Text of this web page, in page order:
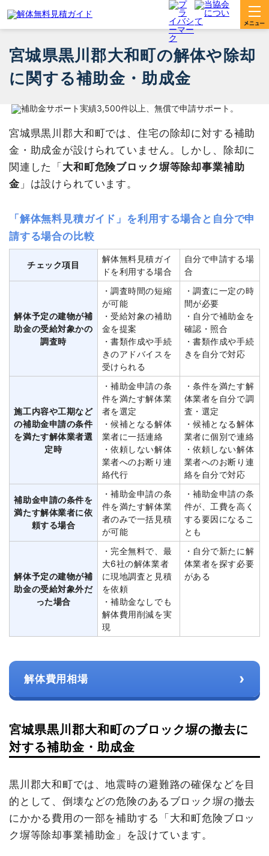
宮城県黒川郡大和町の解体や除却
に関する補助金・助成金
宮城県黒川郡大和町では、住宅の除却に対する補助
金・助成金が設けられていません。しかし、除却に
関連した「大和町危険ブロック塀等除却事業補助
金 」は設けられています。
「解体無料見積ガイド」を利用する場合と自分で申
請する場合の比較
チェック項目
解体無料見積ガイ
ドを利用する場合
自分で申請する場
合
解体予定の建物が補
助金の受給対象かの
調査時
・調査時間の短縮
が可能
・受給対象の補助
金を提案
・書類作成や手続
きのアドバイスを
受けられる
・調査に一定の時
間が必要
・自分で補助金を
確認・照合
・書類作成や手続
きを自分で対応
施工内容や工期など
の補助金申請の条件
を満たす解体業者選
定時
・補助金申請の条
件を満たす解体業
者を選定
・候補となる解体
業者に一括連絡
・依頼しない解体
業者へのお断り連
絡代行
・条件を満たす解
体業者を自分で調
査・選定
・候補となる解体
業者に個別で連絡
・依頼しない解体
業者へのお断り連
絡を自分で対応
補助金申請の条件を
満たす解体業者に依
頼する場合
・補助金申請の条
件を満たす解体業
者のみで一括見積
が可能
・補助金申請の条
件が、工費を高く
する要因になるこ
とも
解体予定の建物が補
助金の受給対象外だ
った場合
・完全無料で、最
大6社の解体業者
に現地調査と見積
を依頼
・補助金なしでも
解体費用削減を実
現
・自分で新たに解
体業者を探す必要
がある
解体費用相場 ›
宮城県黒川郡大和町のブロック塀の撤去に
対する補助金・助成金
黒川郡大和町では、地震時の避難路の確保などを目
的として、倒壊などの危険のあるブロック塀の撤去
にかかる費用の一部を補助する「大和町危険ブロッ
ク塀等除却事業補助金」を設けています。